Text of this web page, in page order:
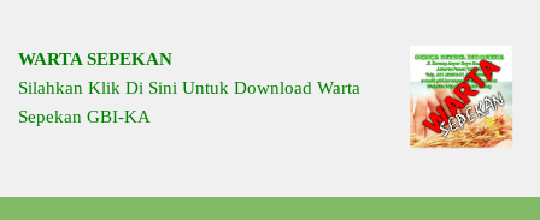
WARTA SEPEKAN
Silahkan Klik Di Sini Untuk Download Warta
Sepekan GBI-KA